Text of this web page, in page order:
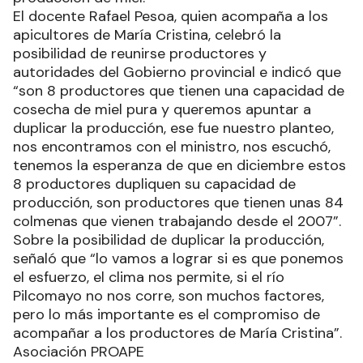
El docente Rafael Pesoa, quien acompaña a los
apicultores de María Cristina, celebró la
posibilidad de reunirse productores y
autoridades del Gobierno provincial e indicó que
“son 8 productores que tienen una capacidad de
cosecha de miel pura y queremos apuntar a
duplicar la producción, ese fue nuestro planteo,
nos encontramos con el ministro, nos escuchó,
tenemos la esperanza de que en diciembre estos
8 productores dupliquen su capacidad de
producción, son productores que tienen unas 84
colmenas que vienen trabajando desde el 2007”.
Sobre la posibilidad de duplicar la producción,
señaló que “lo vamos a lograr si es que ponemos
el esfuerzo, el clima nos permite, si el río
Pilcomayo no nos corre, son muchos factores,
pero lo más importante es el compromiso de
acompañar a los productores de María Cristina”.
Asociación PROAPE